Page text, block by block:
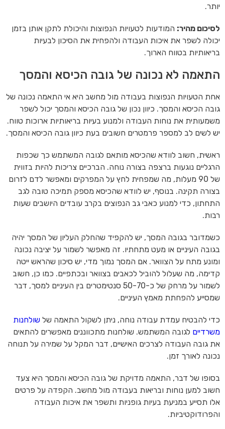
יותר.
לסיכום מהיר: המודעות לטעויות הנפוצות והיכולת לתקן אותן בזמן
יכולה לשפר את איכות העבודה ולהפחית את הסיכון לבעיות
בריאותיות בטווח הארוך.
התאמה לא נכונה של גובה הכיסא והמסך
אחת הטעויות הנפוצות בעבודה מול מחשב היא אי התאמה נכונה של
גובה הכיסא והמסך. כיוון נכון של גובה הכיסא והמסך יכול לשפר
משמעותית את נוחות העבודה ולמנוע בעיות בריאותיות ארוכות טווח.
יש לשים לב למספר פרמטרים חשובים בעת כיוון גובה הכיסא והמסך.
ראשית, חשוב לוודא שהכיסא מותאם לגובה המשתמש כך שכפות
הרגליים נוגעות ברצפה בצורה נוחה. הברכיים צריכות להיות בזווית
של 90 מעלות, מה שמפחית לחץ על המפרקים ומאפשר לדם לזרום
בצורה תקינה. בנוסף, יש לוודא שהכיסא מספק תמיכה טובה לגב
התחתון, כדי למנוע כאבי גב הנפוצים בקרב עובדים היושבים שעות
רבות.
כשמדובר בגובה המסך, יש להקפיד שהחלק העליון של המסך יהיה
בגובה העיניים או מעט מתחתיו. זה מאפשר לשמור על יציבה נכונה
ומונע מתח על הצוואר. אם המסך נמוך מדי, יש סיכון שהראש ייטה
קדימה, מה שעלול להוביל לכאבים בצוואר ובכתפיים. כמו כן, חשוב
לשמור על מרחק של כ-50-70 סנטימטרים בין העיניים למסך, דבר
שמסייע להפחתת מאמץ העיניים.
כדי להבטיח עמדת עבודה נוחה, ניתן לשקול התאמה של שולחנות
משרדיים לגובה המשתמש. שולחנות מתכווננים מאפשרים להתאים
את גובה העבודה לצרכים האישיים, דבר המקל על שמירה על תנוחה
נכונה לאורך זמן.
בסופו של דבר, התאמה מדויקת של גובה הכיסא והמסך היא צעד
חשוב למען נוחות ובריאות בעבודה מול מחשב. הקפדה על פרטים
אלו תסייע במניעת בעיות גופניות ותשפר את איכות העבודה
והפרודוקטיביות.